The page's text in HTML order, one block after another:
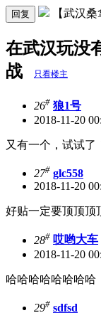
回复 【武汉桑
在武汉玩没
战
只看楼主
26# 狼1号
2018-11-20
又有一个，试试了
27# glc558
2018-11-20
好贴一定要顶顶顶
28# 哎哟大车
2018-11-20
哈哈哈哈哈哈哈哈
29# sdfsd